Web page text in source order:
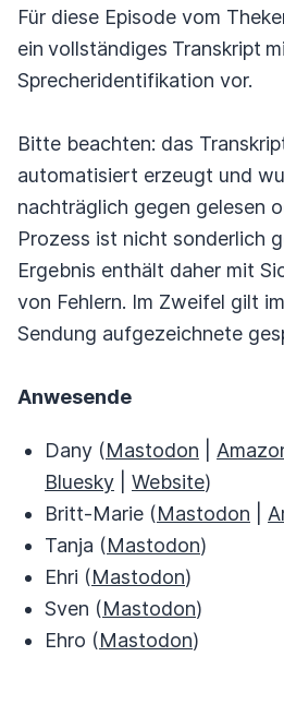
Für diese Episode vom
ein vollständiges Transkript
Sprecheridentifikation vor.
Bitte beachten: das
automatisiert erzeugt und
nachträglich gegen gelesen
Prozess ist nicht sonderlich
Ergebnis enthält daher mit
von Fehlern. Im Zweifel gilt
Sendung aufgezeichnete
Anwesende
Dany (Mastodon
Bluesky
Website)
Britt-Marie (Mastodon
Tanja (Mastodon)
Ehri (Mastodon)
Sven (Mastodon)
Ehro (Mastodon)